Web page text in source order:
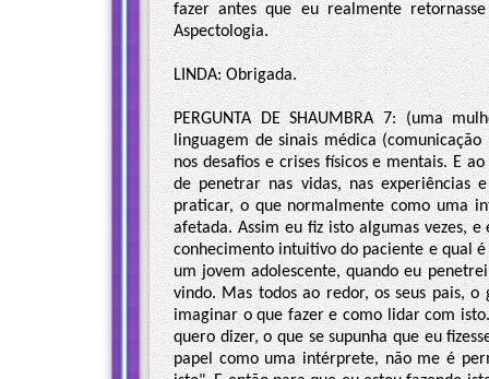
fazer antes que eu realmente
Aspectologia.
LINDA: Obrigada.
PERGUNTA DE SHAUMBRA 7: (uma
linguagem de sinais médica
nos desafios e crises físicos e mentais. E
de penetrar nas vidas, nas experiências
praticar, o que normalmente como uma
afetada. Assim eu fiz isto algumas vezes,
conhecimento intuitivo do paciente e qual
um jovem adolescente, quando eu
vindo. Mas todos ao redor, os seus pais, o
imaginar o que fazer e como lidar com
quero dizer, o que se supunha que eu
papel como uma intérprete, não me é